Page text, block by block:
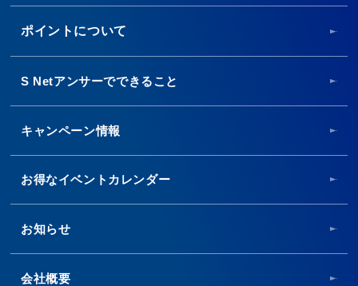
ポイントについて
S Netアンサーでできること
キャンペーン情報
お得なイベントカレンダー
お知らせ
会社概要